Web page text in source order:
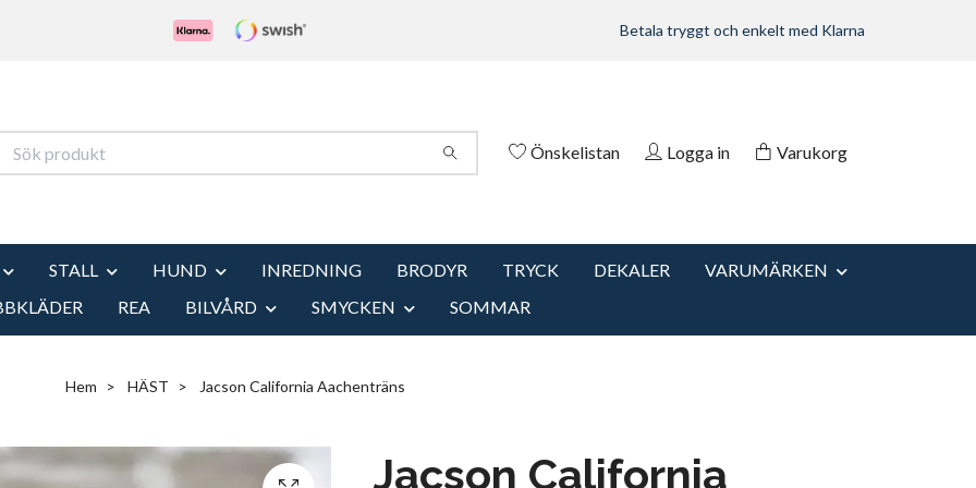
Betala tryggt och enkelt med Klarna
Önskelistan Logga in Varukorg
STALL HUND INREDNING BRODYR TRYCK DEKALER
VARUMÄRKEN
REA BILVÅRD SMYCKEN SOMMAR
Hem HÄST Jacson California Aachenträns
Jacson California